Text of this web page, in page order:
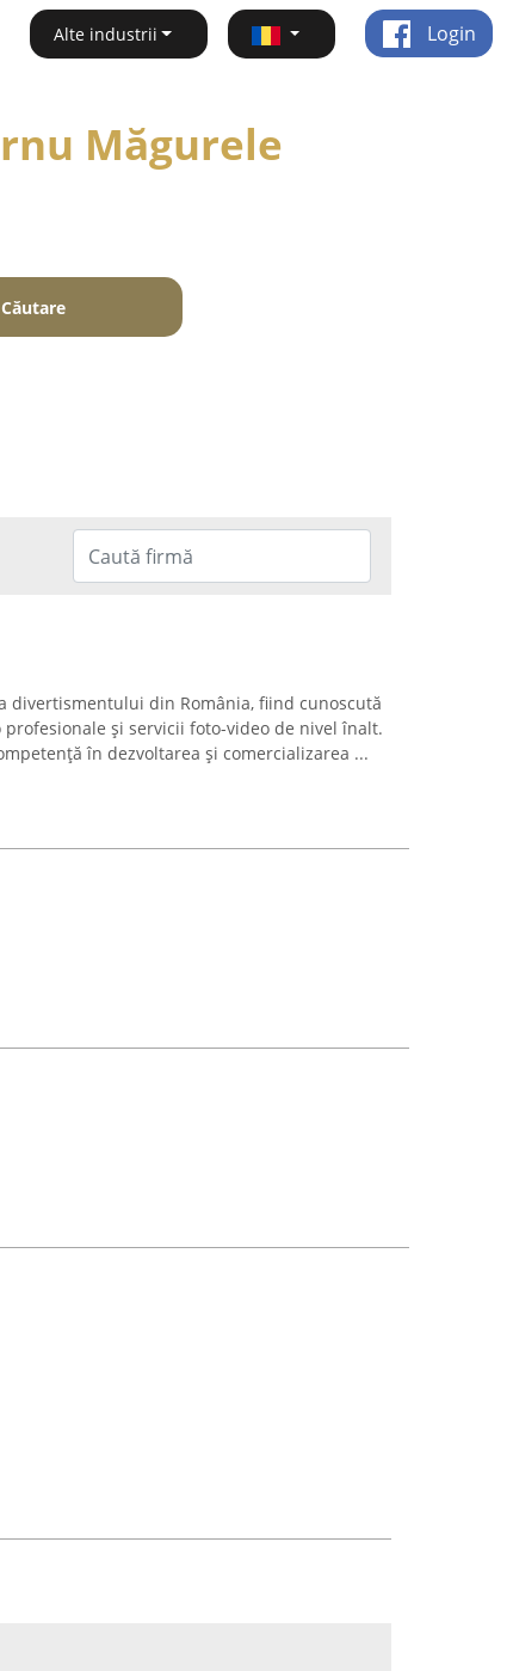
Alte industrii Login
Măgurele
Căutare
divertismentului din România, fiind cunoscută
și servicii foto-video de nivel înalt.
în dezvoltarea și comercializarea ...